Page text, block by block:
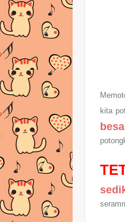
kita